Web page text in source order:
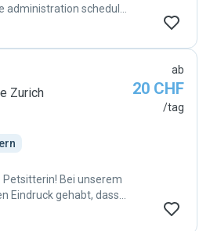
schedule.
Paulina almost
Zurich
Bei unserem
Eindruck gehabt, dass
Es schien uns, als sei
ab
20 CHF
/tag